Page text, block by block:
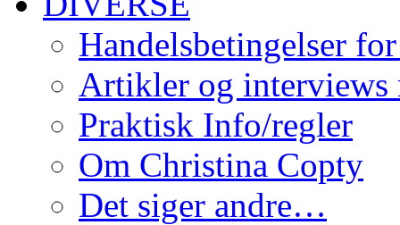
Handelsbetingelser
Artikler og interviews
Praktisk Info/regler
Om Christina Copty
Det siger andre…